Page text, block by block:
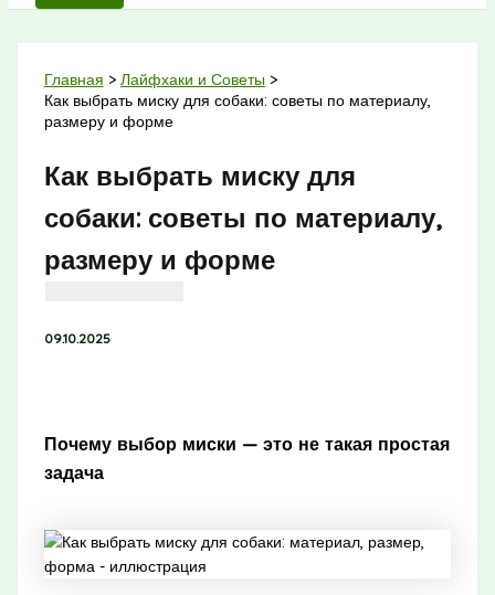
Главная
Лайфхаки и Советы
Как выбрать миску для собаки: советы по материалу,
размеру и форме
Как выбрать миску для
собаки: советы по материалу,
размеру и форме
09.10.2025
Почему выбор миски — это не такая простая
задача